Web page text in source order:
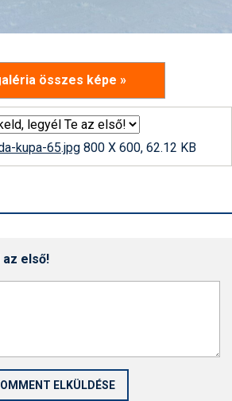
összes képe »
kupa-65.jpg800 X 600, 62.12 KB
első!